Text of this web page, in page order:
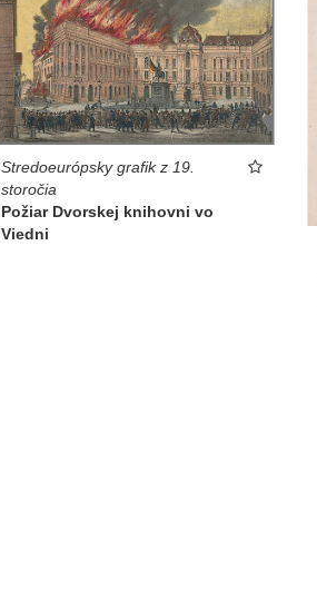
Stredoeurópsky grafik z 19.
storočia
Požiar Dvorskej knihovni vo
Viedni